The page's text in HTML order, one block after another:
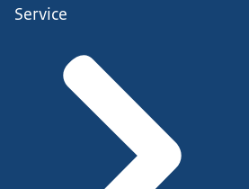
Service